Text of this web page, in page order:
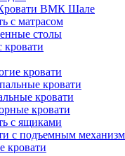
ВМК Шале
с матрасом
столы
кровати
кровати
кровати
кровати
кровати
с ящиками
с подъемным
кровати